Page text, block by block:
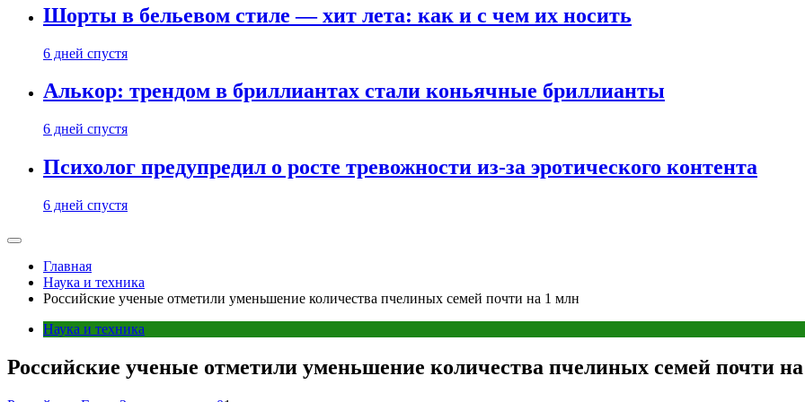
Шорты в бельевом стиле — хит лета: как и с чем их носить
6 дней спустя
Алькор: трендом в бриллиантах стали коньячные бриллианты
6 дней спустя
Психолог предупредил о росте тревожности из-за эротического контента
6 дней спустя
Главная
Наука и техника
Российские ученые отметили уменьшение количества пчелиных семей почти на 1 млн
Наука и техника
Российские ученые отметили уменьшение количества пчелиных семей почти